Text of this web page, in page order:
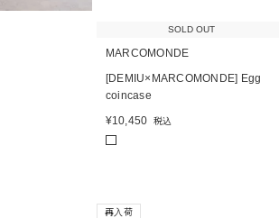
SOLD OUT
MARCOMONDE
[DEMIU×MARCOMONDE] Egg
coincase
¥10,450 税込
再入荷